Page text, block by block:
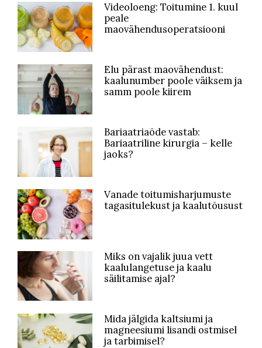
Videoloeng: Toitumine 1. kuul
peale
maovähendusoperatsiooni
Elu pärast maovähendust:
kaalunumber poole väiksem ja
samm poole kiirem
Bariaatriaõde vastab:
Bariaatriline kirurgia – kelle
jaoks?
Vanade toitumisharjumuste
tagasitulekust ja kaalutõusust
Miks on vajalik juua vett
kaalulangetuse ja kaalu
säilitamise ajal?
Mida jälgida kaltsiumi ja
magneesiumi lisandi ostmisel
ja tarbimisel?